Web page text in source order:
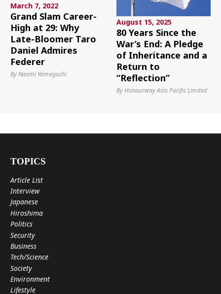
March 7, 2022
Grand Slam Career-
High at 29: Why
Late-Bloomer Taro
Daniel Admires
Federer
By Naomi Yamaguchi
August 15, 2025
80 Years Since the
War’s End: A Pledge
of Inheritance and a
Return to
“Reflection”
By Honourway Asia Pacific Limited
TOPICS
Article List
Interview
Japanese
Hiroshima
Politics
Security
Business
Tech/Science
Society
Environment
Lifestyle